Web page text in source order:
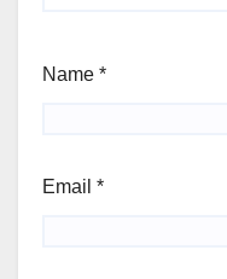
Name *
Email *